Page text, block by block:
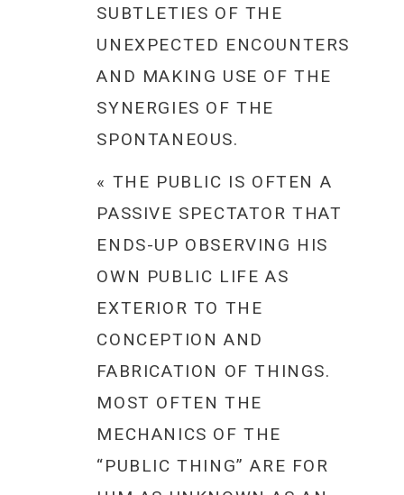
SUBTLETIES OF THE
UNEXPECTED ENCOUNTERS
AND MAKING USE OF THE
SYNERGIES OF THE
SPONTANEOUS.
« THE PUBLIC IS OFTEN A
PASSIVE SPECTATOR THAT
ENDS-UP OBSERVING HIS
OWN PUBLIC LIFE AS
EXTERIOR TO THE
CONCEPTION AND
FABRICATION OF THINGS.
MOST OFTEN THE
MECHANICS OF THE
“PUBLIC THING” ARE FOR